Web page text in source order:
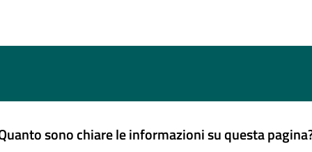
sono chiare le informazioni su questa